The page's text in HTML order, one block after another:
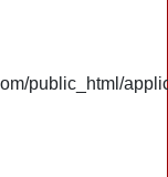
public_html/